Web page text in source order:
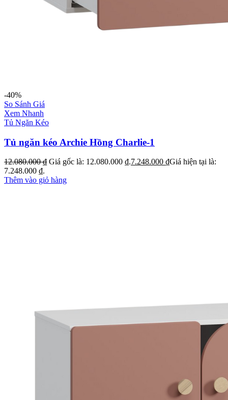
-40%
So Sánh Giá
Xem Nhanh
Tủ Ngăn Kéo
Tủ ngăn kéo Archie Hồng Charlie-1
12.080.000₫ Giá gốc là: 12.080.000 ₫.7.248.000 ₫Giá hiện tại là:
7.248.000 ₫.
Thêm vào giỏ hàng